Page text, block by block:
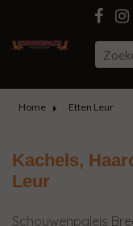
Home Etten Leur
Kachels,
Leur
Schouwenpaleis